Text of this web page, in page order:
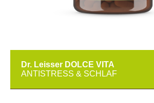
Dr. Leisser DOLCE VITA
ANTISTRESS & SCHLAF